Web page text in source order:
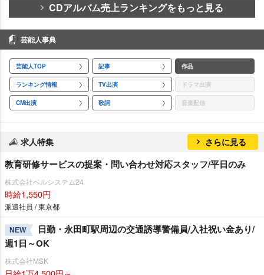
CDアルバム売上ランキングをもっと見る
芸能人事典
芸能人TOP 記事 作品
ランキング情報 TV出演 ドラマ出演
CM出演 歌詞 音楽配信
求人特集 さらに見る
教育研修サービスの提案・問い合わせ対応スタッフ/平日のみ
株式会社ベルシステム24
時給1,550円
派遣社員 / 東京都
NEW
日勤・永田町駅周辺の交通誘導警備員/入社祝い金あり/
週1日～OK
株式会社MSK